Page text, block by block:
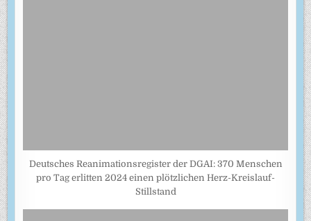
Deutsches Reanimationsregister der DGAI: 370 Menschen
pro Tag erlitten 2024 einen plötzlichen Herz-Kreislauf-
Stillstand